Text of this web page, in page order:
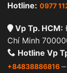
Hotline: 0977
Vp Tp. HCM:
Chí Minh
Hotline Vp
+84838886816 –